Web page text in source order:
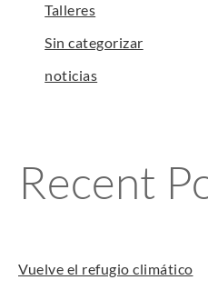
Talleres
Sin categorizar
noticias
Recent
Vuelve el refugio climático